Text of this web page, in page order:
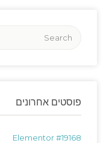
פוסטים אחרונים
Elementor #19168